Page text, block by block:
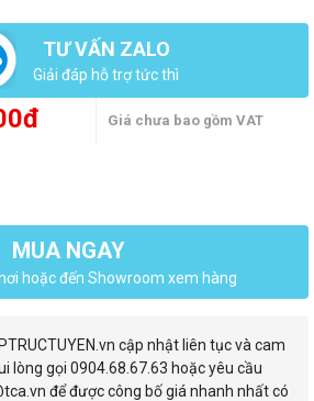
TƯ VẤN ZALO
Giải đáp hỗ trợ tức thì
Giá chưa bao gồm VAT
MUA NGAY
hoặc đến Showroom xem hàng
cập nhật liên tục và cam
lòng gọi 0904.68.67.63 hoặc yêu cầu
để được công bố giá nhanh nhất có